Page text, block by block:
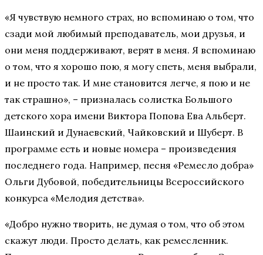
«Я чувствую немного страх, но вспоминаю о том, что
сзади мой любимый преподаватель, мои друзья, и
они меня поддерживают, верят в меня. Я вспоминаю
о том, что я хорошо пою, я могу спеть, меня выбрали,
и не просто так. И мне становится легче, я пою и не
так страшно», – призналась солистка Большого
детского хора имени Виктора Попова Ева Альберт.
Шаинский и Дунаевский, Чайковский и Шуберт. В
программе есть и новые номера – произведения
последнего года. Например, песня «Ремесло добра»
Ольги Дубовой, победительницы Всероссийского
конкурса «Мелодия детства».
«Добро нужно творить, не думая о том, что об этом
скажут люди. Просто делать, как ремесленник.